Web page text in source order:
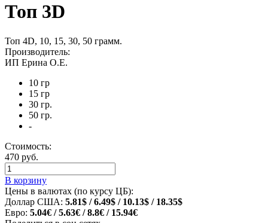
Топ 3D
Топ 4D, 10, 15, 30, 50 грамм.
Производитель:
ИП Ерина О.Е.
10 гр
15 гр
30 гр.
50 гр.
-
Стоимость:
470 руб.
В корзину
Цены в валютах (по курсу ЦБ):
Доллар США: 5.81$ / 6.49$ / 10.13$ / 18.35$
Евро: 5.04€ / 5.63€ / 8.8€ / 15.94€